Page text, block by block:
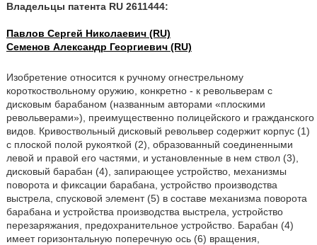
Владельцы патента RU 2611444:
Павлов Сергей Николаевич (RU)
Семенов Александр Георгиевич (RU)
Изобретение относится к ручному огнестрельному
короткоствольному оружию, конкретно - к револьверам с
дисковым барабаном (названным авторами «плоскими
револьверами»), преимущественно полицейского и гражданского
видов. Кривоствольный дисковый револьвер содержит корпус (1)
с плоской полой рукояткой (2), образованный соединенными
левой и правой его частями, и установленные в нем ствол (3),
дисковый барабан (4), запирающее устройство, механизмы
поворота и фиксации барабана, устройство производства
выстрела, спусковой элемент (5) в составе механизма поворота
барабана и устройства производства выстрела, устройство
перезаряжания, предохранительное устройство. Барабан (4)
имеет горизонтальную поперечную ось (6) вращения,